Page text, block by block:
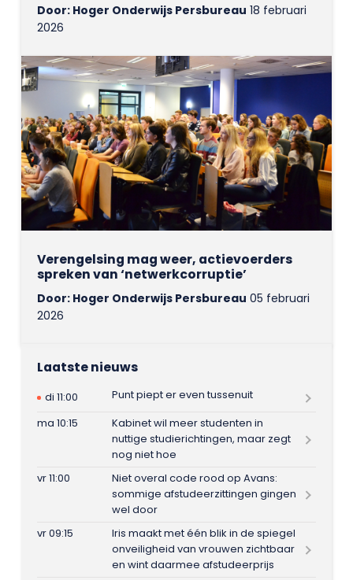
Door: Hoger Onderwijs Persbureau 18 februari
2026
Verengelsing mag weer, actievoerders
spreken van ‘netwerkcorruptie’
Door: Hoger Onderwijs Persbureau 05 februari
2026
Laatste nieuws
di 11:00
Punt piept er even tussenuit
ma 10:15
Kabinet wil meer studenten in
nuttige studierichtingen, maar zegt
nog niet hoe
vr 11:00
Niet overal code rood op Avans:
sommige afstudeerzittingen gingen
wel door
vr 09:15
Iris maakt met één blik in de spiegel
onveiligheid van vrouwen zichtbaar
en wint daarmee afstudeerprijs